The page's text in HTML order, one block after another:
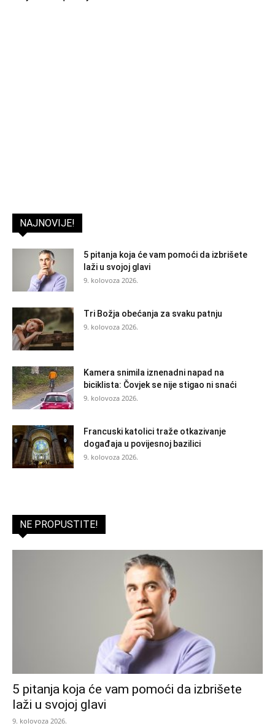
NAJNOVIJE!
5 pitanja koja će vam pomoći da izbrišete
laži u svojoj glavi
9. kolovoza 2026.
Tri Božja obećanja za svaku patnju
9. kolovoza 2026.
Kamera snimila iznenadni napad na
biciklista: Čovjek se nije stigao ni snaći
9. kolovoza 2026.
Francuski katolici traže otkazivanje
događaja u povijesnoj bazilici
9. kolovoza 2026.
NE PROPUSTITE!
5 pitanja koja će vam pomoći da izbrišete
laži u svojoj glavi
9. kolovoza 2026.